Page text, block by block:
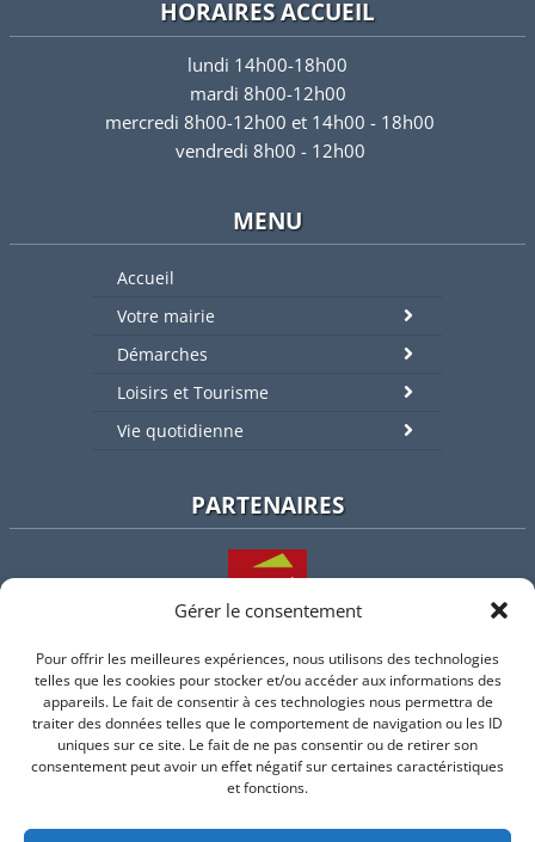
Gérer le consentement
Pour offrir les meilleures expériences, nous utilisons des technologies
telles que les cookies pour stocker et/ou accéder aux informations des
appareils. Le fait de consentir à ces technologies nous permettra de
traiter des données telles que le comportement de navigation ou les ID
uniques sur ce site. Le fait de ne pas consentir ou de retirer son
consentement peut avoir un effet négatif sur certaines caractéristiques
et fonctions.
HORAIRES ACCUEIL
lundi 14h00-18h00
mardi 8h00-12h00
mercredi 8h00-12h00 et 14h00 - 18h00
vendredi 8h00 - 12h00
MENU
Accueil
Votre mairie
Démarches
Loisirs et Tourisme
Vie quotidienne
PARTENAIRES
L'intercommunalité
Intramuros